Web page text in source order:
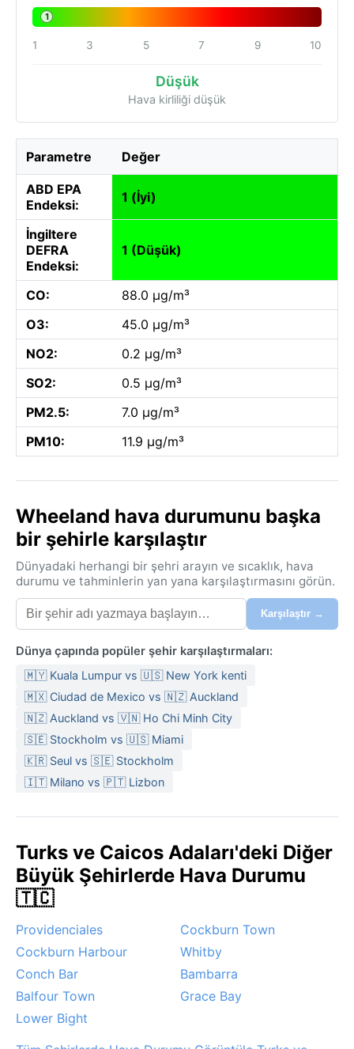
1
1 3 5 7 9 10
Düşük
Hava kirliliği düşük
Parametre Değer
ABD EPA
Endeksi:
1 (İyi)
İngiltere
DEFRA
Endeksi:
1 (Düşük)
CO:
88.0 µg/m³
O3:
45.0 µg/m³
NO2:
0.2 µg/m³
SO2:
0.5 µg/m³
PM2.5:
7.0 µg/m³
PM10:
11.9 µg/m³
Wheeland hava durumunu başka
bir şehirle karşılaştır
Dünyadaki herhangi bir şehri arayın ve sıcaklık, hava
durumu ve tahminlerin yan yana karşılaştırmasını görün.
Karşılaştır →
Dünya çapında popüler şehir karşılaştırmaları:
🇲🇾 Kuala Lumpur vs 🇺🇸 New York kenti
🇲🇽 Ciudad de Mexico vs 🇳🇿 Auckland
🇳🇿 Auckland vs 🇻🇳 Ho Chi Minh City
🇸🇪 Stockholm vs 🇺🇸 Miami
🇰🇷 Seul vs 🇸🇪 Stockholm
🇮🇹 Milano vs 🇵🇹 Lizbon
Turks ve Caicos Adaları'deki Diğer
Büyük Şehirlerde Hava Durumu
🇹🇨
Providenciales
Cockburn Town
Cockburn Harbour
Whitby
Conch Bar
Bambarra
Balfour Town
Grace Bay
Lower Bight